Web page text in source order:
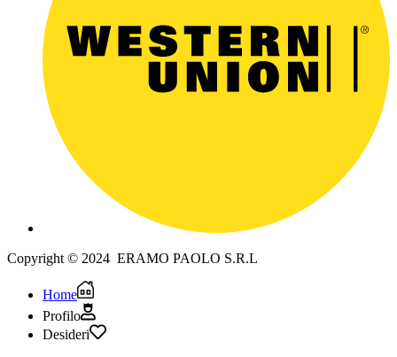
Copyright © 2024 ERAMO PAOLO S.R.L
Home
Profilo
Desideri